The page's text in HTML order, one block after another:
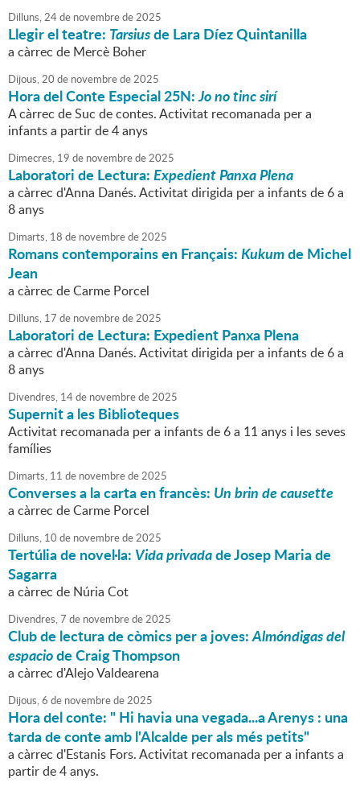
Dilluns,24de novembrede2025
Llegir el teatre: Tarsiusde Lara Díez Quintanilla
a càrrec de Mercè Boher
Dijous,20 de novembrede2025
Hora del Conte Especial 25N:Jo no tinc sirí
A càrrec de Suc de contes. Activitat recomanada per a
infants a partir de 4 anys
Dimecres, 19 de novembrede2025
Laboratori de Lectura:Expedient Panxa Plena
a càrrec d'Anna Danés. Activitat dirigida per a infants de 6 a
8 anys
Dimarts, 18 de novembrede2025
Romans contemporains en Français:Kukumde Michel
Jean
a càrrec de Carme Porcel
Dilluns, 17 de novembrede2025
Laboratori de Lectura: Expedient Panxa Plena
a càrrec d'Anna Danés. Activitat dirigida per a infants de 6 a
8 anys
Divendres, 14de novembrede2025
Supernit a les Biblioteques
Activitat recomanada per a infants de 6 a 11 anys i les seves
famílies
Dimarts, 11 de novembrede2025
Converses a la carta en francès: Un brin de causette
a càrrec de Carme Porcel
Dilluns, 10 de novembrede2025
Tertúlia de novel·la: Vida privadade Josep Maria de
Sagarra
a càrrec de Núria Cot
Divendres,7 de novembrede2025
Club de lectura de còmics per a joves:Almóndigas del
espaciode Craig Thompson
a càrrec d'Alejo Valdearena
Dijous,6 de novembrede2025
Hora del conte: " Hi havia una vegada...a Arenys : una
tarda de conte amb l'Alcalde per als més petits"
a càrrec d'Estanis Fors. Activitat recomanada per a infants a
partir de 4 anys.